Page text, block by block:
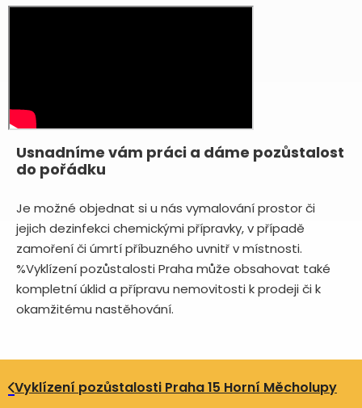
Usnadníme vám práci a dáme pozůstalost
do pořádku
Je možné objednat si u nás vymalování prostor či
jejich dezinfekci chemickými přípravky, v případě
zamoření či úmrtí příbuzného uvnitř v místnosti.
%Vyklízení pozůstalosti Praha může obsahovat také
kompletní úklid a přípravu nemovitosti k prodeji či k
okamžitému nastěhování.
Vyklízení pozůstalosti Praha 15 Horní Měcholupy